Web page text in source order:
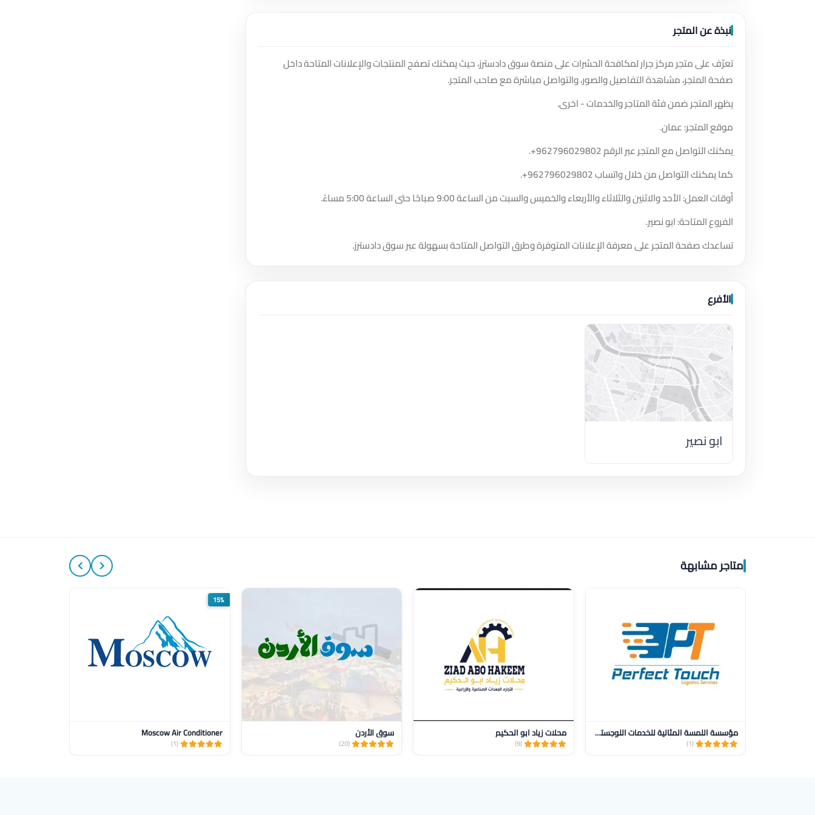
نبذة عن المتجر
تعرّف على متجر مركز جرار لمكافحة الحشرات على منصة سوق دادسترز، حيث يمكنك تصفح المنتجات والإعلانات المتاحة داخل
صفحة المتجر، مشاهدة التفاصيل والصور، والتواصل مباشرة مع صاحب المتجر.
يظهر المتجر ضمن فئة المتاجر والخدمات - اخرى.
موقع المتجر: عمان.
يمكنك التواصل مع المتجر عبر الرقم+962796029802
.
كما يمكنك التواصل من خلال واتساب+962796029802
.
أوقات العمل: الأحد والاثنين والثلاثاء والأربعاء والخميس والسبت من الساعة 9:00 صباحًا حتى الساعة 5:00 مساءً.
الفروع المتاحة: ابو نصير.
تساعدك صفحة المتجر على معرفة الإعلانات المتوفرة وطرق التواصل المتاحة بسهولة عبر سوق دادسترز.
الأفرع
ابو نصير
متاجر مشابهة
مؤسسة اللمسة المثالية للخدمات اللوجستية للنقل
(1)
محلات زياد ابو الحكيم
(9)
سوق الأردن
(20)
15%
Moscow Air Conditioner
(1)